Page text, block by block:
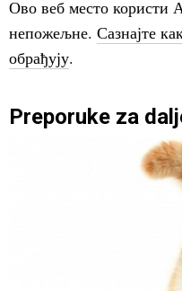
Ово веб место користи
непожељне. Сазнајте
обрађују.
Preporuke za